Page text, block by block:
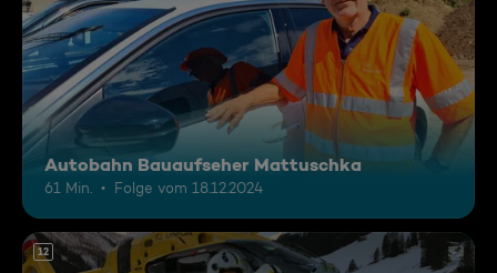
Autobahn Bauaufseher Mattuschka
61 Min. Folge vom 18.12.2024
12